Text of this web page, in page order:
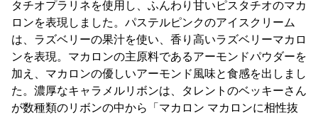
タチオプラリネを使用し、ふんわり甘いピスタチオのマカ
ロンを表現しました。パステルピンクのアイスクリーム
は、ラズベリーの果汁を使い、香り高いラズベリーマカロ
ンを表現。マカロンの主原料であるアーモンドパウダーを
加え、マカロンの優しいアーモンド風味と食感を出しまし
た。濃厚なキャラメルリボンは、タレントのベッキーさん
が数種類のリボンの中から「マカロン マカロンに相性抜